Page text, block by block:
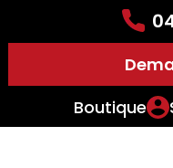
Boutique